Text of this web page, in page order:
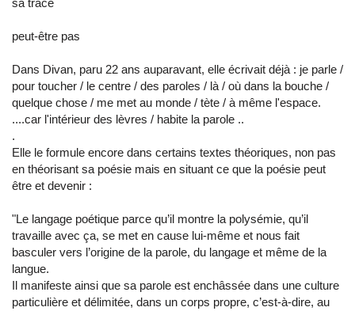
sa trace
peut-être pas
Dans Divan, paru 22 ans auparavant, elle écrivait déjà : je parle /
pour toucher / le centre / des paroles / là / où dans la bouche /
quelque chose / me met au monde / tète / à même l'espace.
....car l'intérieur des lèvres / habite la parole ..
.
Elle le formule encore dans certains textes théoriques, non pas
en théorisant sa poésie mais en situant ce que la poésie peut
être et devenir :
"Le langage poétique parce qu’il montre la polysémie, qu’il
travaille avec ça, se met en cause lui-même et nous fait
basculer vers l’origine de la parole, du langage et même de la
langue.
Il manifeste ainsi que sa parole est enchâssée dans une culture
particulière et délimitée, dans un corps propre, c’est-à-dire, au